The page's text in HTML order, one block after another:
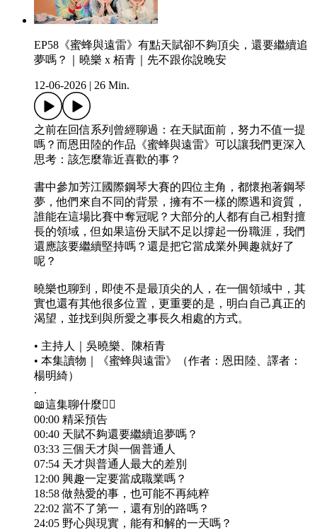
EP58《蜜蜂與遠雷》有點天賦卻不夠頂尖，還要繼續追
夢嗎？｜曉樂 x 栢青｜先不跟你說晚安
12-06-2026 26 Min.
之前在回信系列曾經聊過：在天賦面前，努力不值一提
嗎？而恩田陸的作品《蜜蜂與遠雷》可以讓我們更深入
思考：該怎麼靠近喜歡的事？
書中參加芳江國際鋼琴大賽的四位主角，都懷抱著鋼琴
夢，他們來自不同的背景，擁有不一樣的際遇和資質，
誰能在這場比賽中奪冠呢？大部分的人都有自己相對擅
長的領域，但如果這份天賦不足以撐起一份職涯，我們
還應該要繼續堅持嗎？還是把它當成業外興趣就好了
呢？
曉樂也聊到，即使不是最頂尖的人，在一個領域中，其
實也還有其他很多位置，更重要的是，明白自己真正的
渴望，並找到與所愛之事長久相處的方式。
• 主持人｜吳曉樂、陳栢青
• 本集讀物｜《蜜蜂與遠雷》（作者：恩田陸、譯者：
楊明綺）
.
📖這集聊什麼👇🏻
00:00 精采預告
00:40 天賦不夠還要繼續追夢嗎？
03:33 三個天才與一個普通人
07:54 天才與普通人最大的差別
12:00 興趣一定要當成職業嗎？
18:58 做熱愛的事，也可能不再純粹
22:02 當不了第一，還有別的路嗎？
24:05 野心與現實，能有和解的一天嗎？